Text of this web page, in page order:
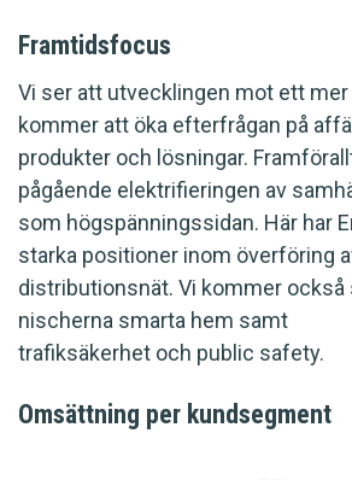
Framtidsfocus
Vi ser att utvecklingen mot ett
kommer att öka efterfrågan på
produkter och lösningar.
pågående elektrifieringen av
som högspänningssidan. Här har
starka positioner inom överföring
distributionsnät. Vi kommer också
nischerna smarta hem samt
trafiksäkerhet och public safety.
Omsättning per kundsegment